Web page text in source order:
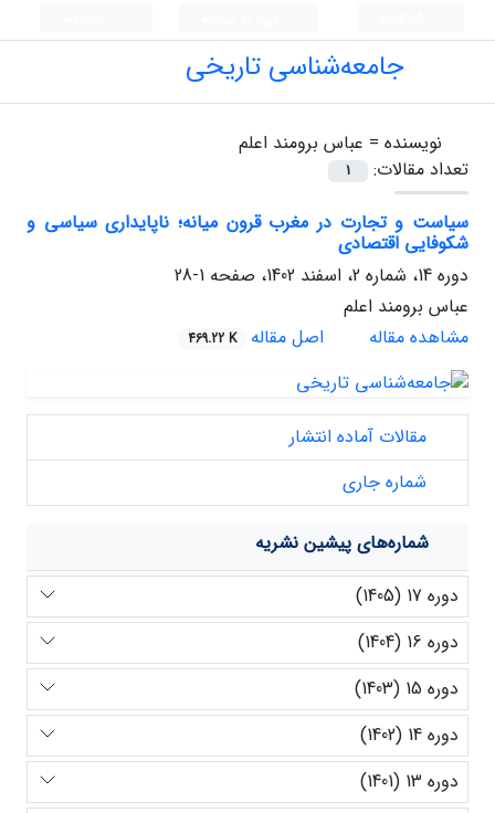
جامعه‌شناسی تاریخی
نویسنده = عباس برومند اعلم
تعداد مقالات:
1
سیاست و تجارت در مغرب قرون میانه؛ ناپایداری سیاسی و
شکوفایی اقتصادی
دوره 14، شماره 2، اسفند 1402، صفحه
1-28
عباس برومند اعلم
مشاهده مقاله
اصل مقاله 469.22 K
مقالات آماده انتشار
شماره جاری
شماره‌های پیشین نشریه
دوره 17 (1405)
دوره 16 (1404)
دوره 15 (1403)
دوره 14 (1402)
دوره 13 (1401)